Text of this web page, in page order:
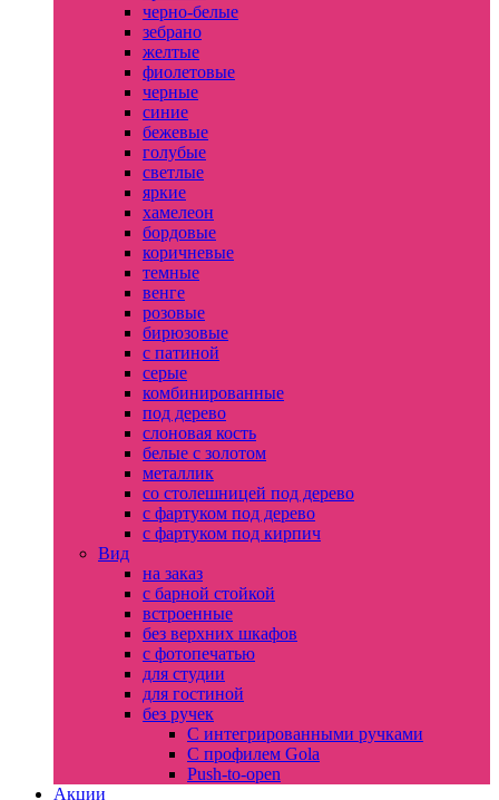
черно-белые
зебрано
желтые
фиолетовые
черные
синие
бежевые
голубые
светлые
яркие
хамелеон
бордовые
коричневые
темные
венге
розовые
бирюзовые
с патиной
серые
комбинированные
под дерево
слоновая кость
белые с золотом
металлик
со столешницей под дерево
с фартуком под дерево
с фартуком под кирпич
Вид
на заказ
с барной стойкой
встроенные
без верхних шкафов
с фотопечатью
для студии
для гостиной
без ручек
С интегрированными ручками
С профилем Gola
Push-to-open
Акции